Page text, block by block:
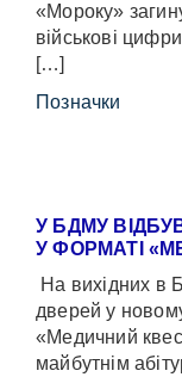
«Мороку»
військові
[…]
Позначки
У БДМУ
У ФОРМАТІ
На вихідних в
дверей у
«Медичний
майбутнім